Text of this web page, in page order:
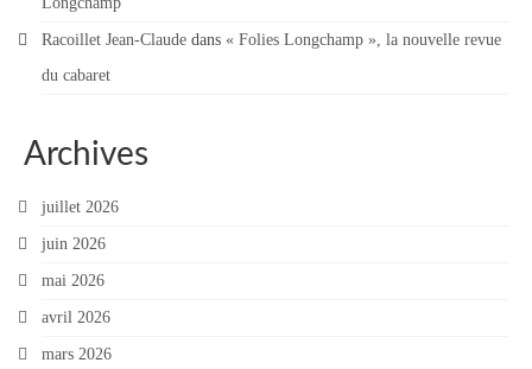
Racoillet Jean-Claude dans « Folies Longchamp », la nouvelle revue
du cabaret
Archives
juillet 2026
juin 2026
mai 2026
avril 2026
mars 2026